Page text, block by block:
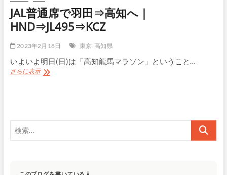
イ
ス
｜
高
龍
馬
マ
ラ
の
ー
JAL普通席で羽田⇒高知へ｜
HND⇒JL495⇒KCZ
2023年2月18日 東京 高知県
いよいよ明日(日)は「高知龍馬マラソン」ということ…
さらに表示JAL
高
｜
このブログを書いている人